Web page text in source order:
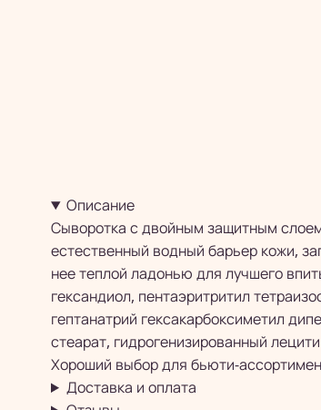
Описание
Сыворотка с двойным защитным
естественный водный барьер кожи,
нее теплой ладонью для лучшего
гександиол, пентаэритритил
гептанатрий гексакарбоксиметил
стеарат, гидрогенизированный
Хороший выбор для бьюти-
Доставка и оплата